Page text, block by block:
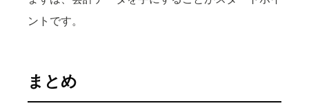
ントです。
まとめ